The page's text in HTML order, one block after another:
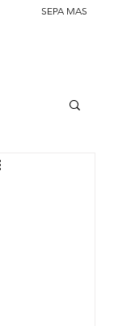
SEPA MAS